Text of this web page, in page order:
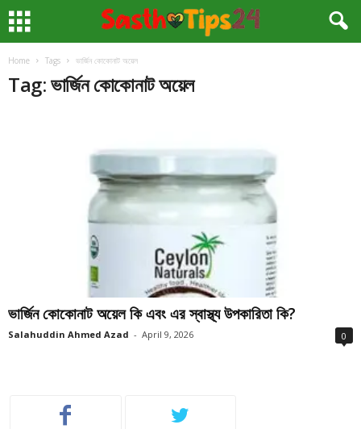
Home Tags ভার্জিন কোকোনাট অয়েল
Tag: ভার্জিন কোকোনাট অয়েল
ভার্জিন কোকোনাট অয়েল কি এবং এর স্বাস্থ্য উপকারিতা কি?
Salahuddin Ahmed Azad - April 9, 2026 0